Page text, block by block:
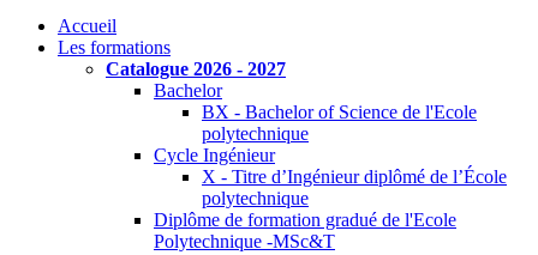
Accueil
Les formations
Catalogue 2026 - 2027
Bachelor
BX - Bachelor of Science de l'Ecole
polytechnique
Cycle Ingénieur
X - Titre d’Ingénieur diplômé de l’École
polytechnique
Diplôme de formation gradué de l'Ecole
Polytechnique -MSc&T